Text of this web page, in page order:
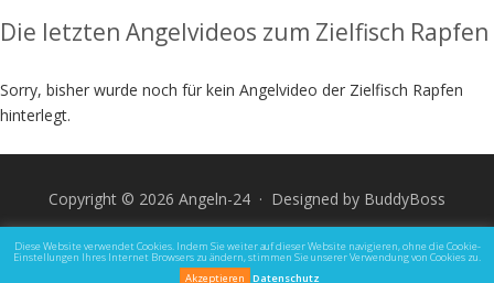
Die letzten Angelvideos zum Zielfisch Rapfen
Sorry, bisher wurde noch für kein Angelvideo der Zielfisch Rapfen
hinterlegt.
Copyright © 2026 Angeln-24 · Designed by BuddyBoss
Impressum Datenschutz und Rechtliche Hinweise
Diese Website verwendet Cookies. Indem Sie weiter auf dieser Website navigieren, ohne die Cookie-
Einstellungen Ihres Internet Browsers zu ändern, stimmen Sie unserer Verwendung von Cookies zu.
Akzeptieren
Datenschutz